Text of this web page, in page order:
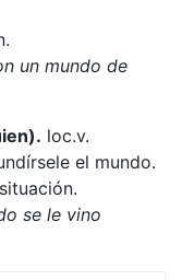
un mundo de
loc.v.
el mundo.
se le vino